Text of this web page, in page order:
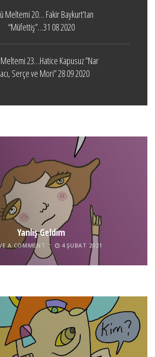
Meltemi 20… Fakir Baykurt’tan
“Müfettiş”…31 08 2020
23…Hatice Kapusuz ”Nar
Serçe ve Mori” 28 09 2020
Yanlış Geldim
A COMMENT 4 ŞUBAT 2021
Tel İnsan
A COMMENT 4 ŞUBAT 2021